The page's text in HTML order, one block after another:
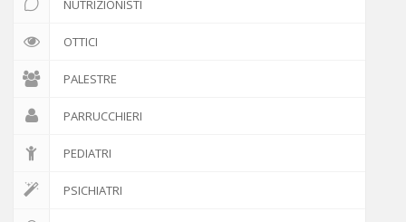
NUTRIZIONISTI
OTTICI
PALESTRE
PARRUCCHIERI
PEDIATRI
PSICHIATRI